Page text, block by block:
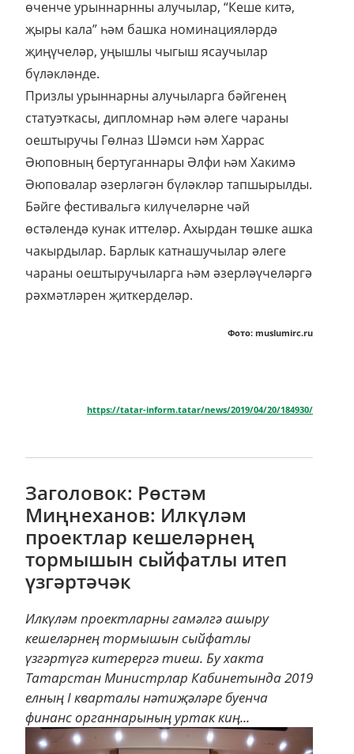
өченче урыннарнны алучылар, “Кеше китә,
җыры кала” һәм башка номинацияләрдә
җиңүчеләр, уңышлы чыгыш ясаучылар
бүләкләнде.
Призлы урыннарны алучыларга бәйгенең
статуэткасы, дипломнар һәм әлеге чараны
оештыручы Гөлназ Шәмси һәм Харрас
Әюповның бертуганнары Әлфи һәм Хакимә
Әюповалар әзерләгән бүләкләр тапшырылды.
Бәйге фестивальгә килүчеләрне чәй
өстәлендә кунак иттеләр. Ахырдан төшке ашка
чакырдылар. Барлык катнашучылар әлеге
чараны оештыручыларга һәм әзерләүчеләргә
рәхмәтләрен җиткерделәр.
Фото: muslumirc.ru
https://tatar-inform.tatar/news/2019/04/20/184930/
Заголовок: Рөстәм
Миңнеханов: Илкүләм
проектлар кешеләрнең
тормышын сыйфатлы итеп
үзгәртәчәк
Илкүләм проектларны гамәлгә ашыру
кешеләрнең тормышын сыйфатлы
үзгәртүгә китерергә тиеш. Бу хакта
Татарстан Министрлар Кабинетында 2019
елның I кварталы нәтиҗәләре буенча
финанс органнарының уртак киң...